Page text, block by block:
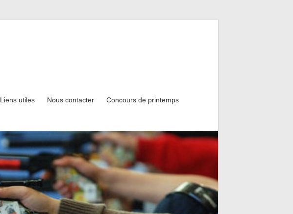
Liens utiles Nous contacter Concours de printemps